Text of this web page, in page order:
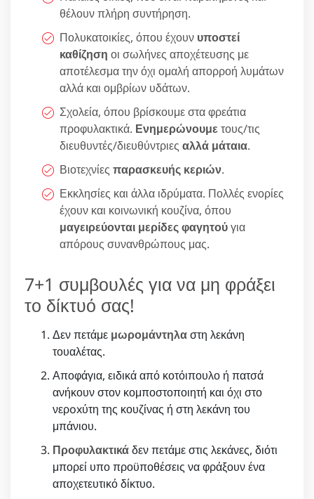
θέλουν πλήρη συντήρηση.
Πολυκατοικίες, όπου έχουν υποστεί
καθίζηση οι σωλήνες αποχέτευσης με
αποτέλεσμα την όχι ομαλή απορροή λυμάτων
αλλά και ομβρίων υδάτων.
Σχολεία, όπου βρίσκουμε στα φρεάτια
προφυλακτικά. Ενημερώνουμε τους/τις
διευθυντές/διευθύντριες αλλά μάταια.
Βιοτεχνίες παρασκευής κεριών.
Εκκλησίες και άλλα ιδρύματα. Πολλές ενορίες
έχουν και κοινωνική κουζίνα, όπου
μαγειρεύονται μερίδες φαγητούγια
απόρους συνανθρώπους μας.
7+1 συμβουλές για να μη φράξει
το δίκτυό σας!
Δεν πετάμε μωρομάντηλαστη λεκάνη
τουαλέτας.
Αποφάγια, ειδικά από κοτόιπουλο ή πατσά
ανήκουν στον κομποστοποιητή και όχι στο
νερoxύτη της κουζίνας ή στη λεκάνη του
μπάνιου.
Προφυλακτικάδεν πετάμε στις λεκάνες, διότι
μπορεί υπο προϋποθέσεις να φράξουν ένα
αποχετευτικό δίκτυο.